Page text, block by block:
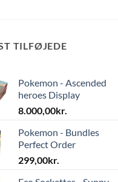
TILFØJEDE
Pokemon - Ascended
heroes Display
8.000,00kr.
Pokemon - Bundles
Perfect Order
299,00kr.